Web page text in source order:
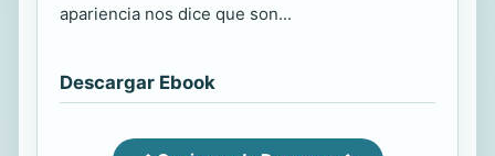
apariencia nos dice que son...
Descargar Ebook